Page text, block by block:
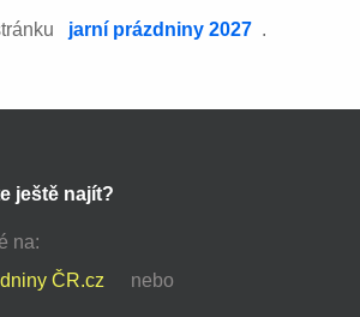
jarní prázdniny 2027 .
ještě najít?
na:
ČR.cz
nebo